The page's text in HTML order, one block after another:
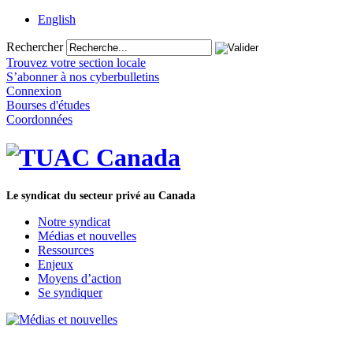
English
Rechercher
Trouvez votre section locale
S’abonner à nos cyberbulletins
Connexion
Bourses d'études
Coordonnées
Le syndicat du secteur privé au Canada
Notre syndicat
Médias et nouvelles
Ressources
Enjeux
Moyens d’action
Se syndiquer